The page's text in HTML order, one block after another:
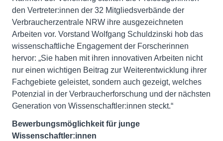
den Vertreter:innen der 32 Mitgliedsverbände der
Verbraucherzentrale NRW ihre ausgezeichneten
Arbeiten vor. Vorstand Wolfgang Schuldzinski hob das
wissenschaftliche Engagement der Forscherinnen
hervor: „Sie haben mit ihren innovativen Arbeiten nicht
nur einen wichtigen Beitrag zur Weiterentwicklung ihrer
Fachgebiete geleistet, sondern auch gezeigt, welches
Potenzial in der Verbraucherforschung und der nächsten
Generation von Wissenschaftler:innen steckt.“
Bewerbungsmöglichkeit für junge
Wissenschaftler:innen